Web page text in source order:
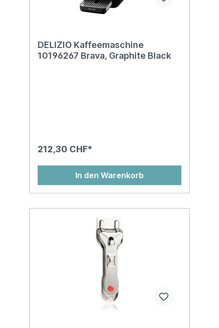
DELIZIO Kaffeemaschine
10196267 Brava, Graphite Black
212,30 CHF*
In den Warenkorb